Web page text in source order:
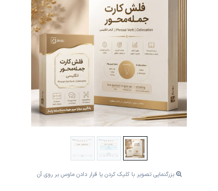
بزرگنمایی تصویر با کلیک کردن یا قرار دادن ماوس بر روی آن